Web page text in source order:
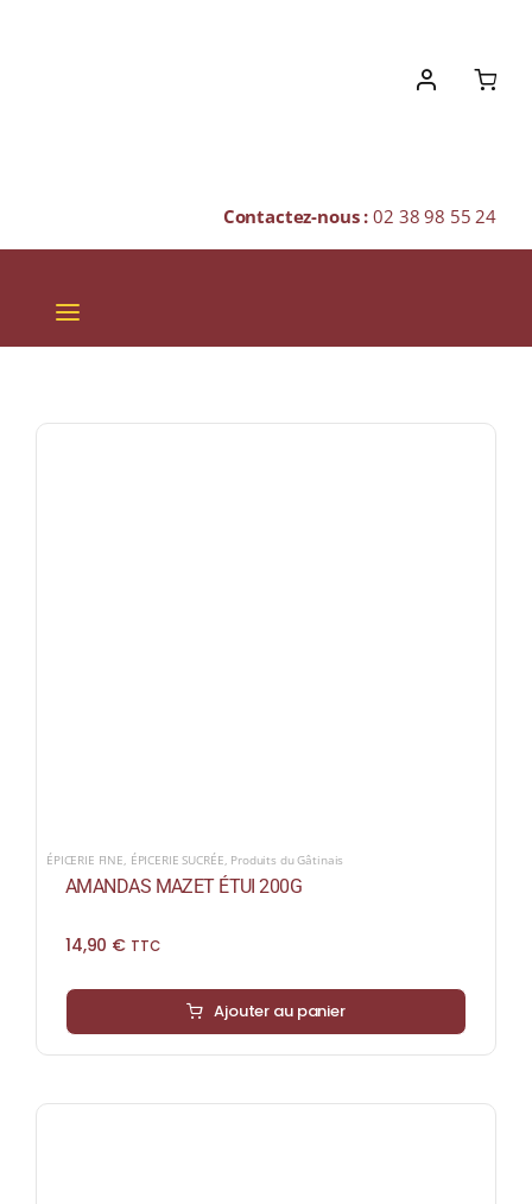
Contactez-nous :02 38 98 55 24
Toggle
Navigation
CHAMPAGNES & BULLES
Qui sommes-nous ?
Contactez-nous !
ÉPICERIE FINE ÉPICERIE SUCRÉE Produits du Gâtinais
AMANDAS MAZET ÉTUI 200G
14,90 € TTC
Ajouter au panier